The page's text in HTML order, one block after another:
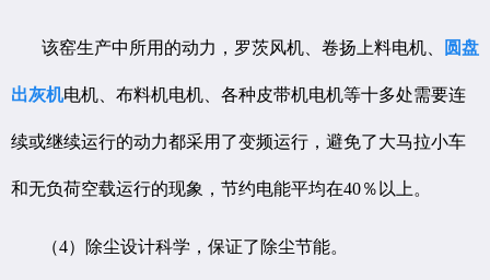
该窑生产中所用的动力，罗茨风机、卷扬上料电机、 圆盘
出灰机电机、布料机电机、各种皮带机电机等十多处需要连
续或继续运行的动力都采用了变频运行，避免了大马拉小车
和无负荷空载运行的现象，节约电能平均在40％以上。
（4）除尘设计科学，保证了除尘节能。